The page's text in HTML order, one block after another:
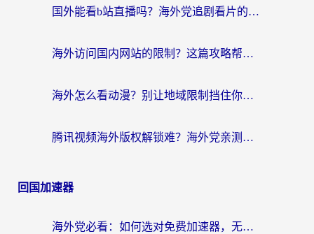
国外能看b站直播吗？海外党追剧看片的终极解决方案来了
海外访问国内网站的限制？这篇攻略帮你无缝解锁12306、12123和国内影音
海外怎么看动漫？别让地域限制挡住你的追番快乐
腾讯视频海外版权解锁难？海外党亲测：选对回国加速器，追剧观影零障碍
回国加速器
海外党必看：如何选对免费加速器，无缝访问国内资源不踩坑？